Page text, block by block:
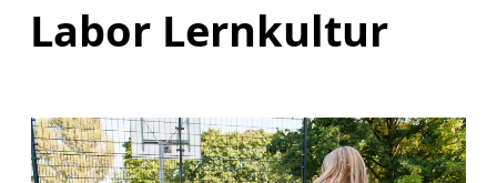
Labor Lernkultur